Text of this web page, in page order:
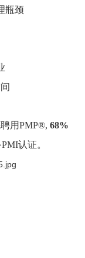
瓶颈
用PMP®, 68%
认证。